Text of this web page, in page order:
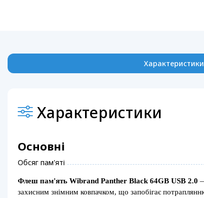
Характеристики
Характеристики
Основні
Обсяг пам'яті
Флеш пам'ять Wibrand Panther Black 64GB USB 2.0
захисним знімним ковпачком, що запобігає